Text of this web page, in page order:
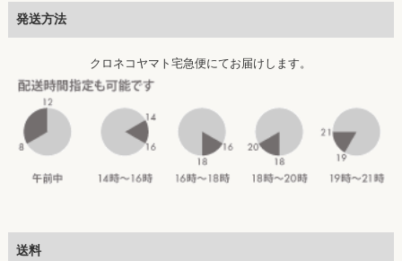
発送方法
クロネコヤマト宅急便にてお届けします。
送料